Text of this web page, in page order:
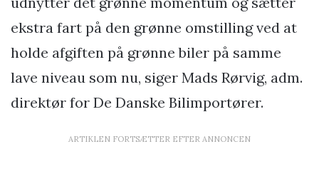
ekstra fart på den grønne omstilling ved at
holde afgiften på grønne biler på samme
lave niveau som nu, siger Mads Rørvig, adm.
direktør for De Danske Bilimportører.
ARTIKLEN FORTSÆTTER EFTER ANNONCEN